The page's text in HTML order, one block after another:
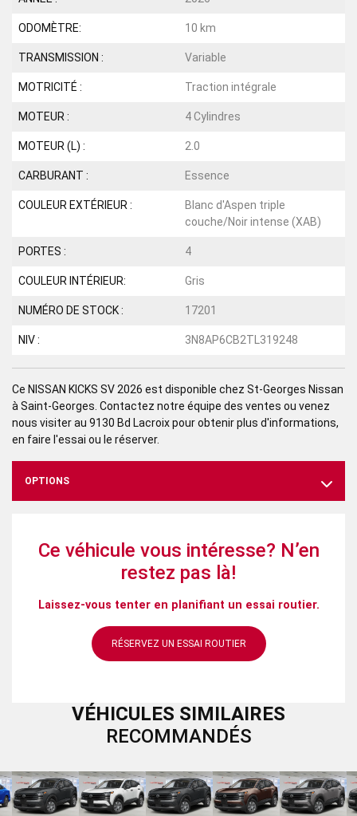
ODOMÈTRE: 10 km
TRANSMISSION : Variable
MOTRICITÉ : Traction intégrale
MOTEUR : 4 Cylindres
MOTEUR (L) : 2.0
CARBURANT : Essence
COULEUR EXTÉRIEUR :
Blanc d'Aspen triple
couche/Noir intense (XAB)
PORTES : 4
COULEUR INTÉRIEUR: Gris
NUMÉRO DE STOCK : 17201
NIV : 3N8AP6CB2TL319248
Ce NISSAN KICKS SV 2026 est disponible chez St-Georges Nissan
à Saint-Georges. Contactez notre équipe des ventes ou venez
nous visiter au 9130 Bd Lacroix pour obtenir plus d'informations,
en faire l'essai ou le réserver.
OPTIONS
Ce véhicule vous intéresse? N’en
restez pas là!
Laissez-vous tenter en planifiant un essai routier.
RÉSERVEZ UN ESSAI ROUTIER
VÉHICULES SIMILAIRES
RECOMMANDÉS